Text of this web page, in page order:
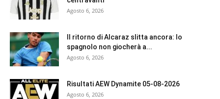
Agosto 6, 2026
Il ritorno di Alcaraz slitta ancora: lo
spagnolo non giocherà a...
Agosto 6, 2026
Risultati AEW Dynamite 05-08-2026
Agosto 6, 2026